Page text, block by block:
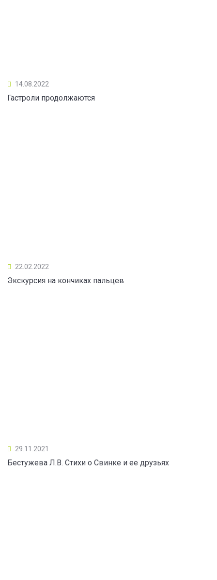
14.08.2022
Гастроли продолжаются
22.02.2022
Экскурсия на кончиках пальцев
29.11.2021
Бестужева Л.В. Стихи о Свинке и ее друзьях